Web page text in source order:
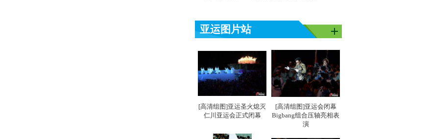
亚运图片站
[高清组图]亚运圣火熄灭
仁川亚运会正式闭幕
[高清组图]亚运会闭幕
Bigbang组合压轴亮相表
演